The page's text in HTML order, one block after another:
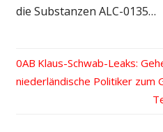
die Substanzen ALC-0135…
Beitrags-
Vorheriger
Beitrag:
Klaus-Schwab-Leaks:
niederländische Politiker